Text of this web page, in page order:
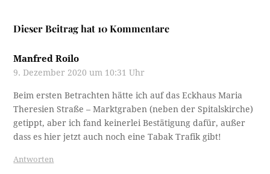
Dieser Beitrag hat 10 Kommentare
Manfred Roilo
9. Dezember 2020 um 10:31 Uhr
Beim ersten Betrachten hätte ich auf das Eckhaus Maria
Theresien Straße – Marktgraben (neben der Spitalskirche)
getippt, aber ich fand keinerlei Bestätigung dafür, außer
dass es hier jetzt auch noch eine Tabak Trafik gibt!
Antworten